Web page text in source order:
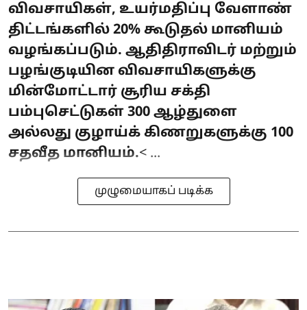
விவசாயிகள், உயர்மதிப்பு வேளாண்
திட்டங்களில் 20% கூடுதல் மானியம்
வழங்கப்படும். ஆதிதிராவிடர் மற்றும்
பழங்குடியின விவசாயிகளுக்கு
மின்மோட்டார் சூரிய சக்தி
பம்புசெட்டுகள் 300 ஆழ்துளை
அல்லது குழாய்க் கிணறுகளுக்கு 100
சதவீத மானியம்.< ...
முழுமையாகப் படிக்க